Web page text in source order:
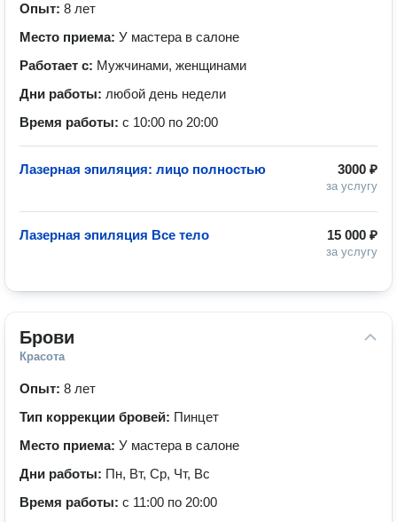
Опыт: 8 лет
Место приема: У мастера в салоне
Работает с: Мужчинами, женщинами
Дни работы: любой день недели
Время работы: с 10:00 по 20:00
3000 ₽
за услугу
Лазерная эпиляция: лицо полностью
15 000 ₽
за услугу
Лазерная эпиляция Все тело
Брови
Красота
Опыт: 8 лет
Тип коррекции бровей: Пинцет
Место приема: У мастера в салоне
Дни работы: Пн, Вт, Ср, Чт, Вс
Время работы: с 11:00 по 20:00